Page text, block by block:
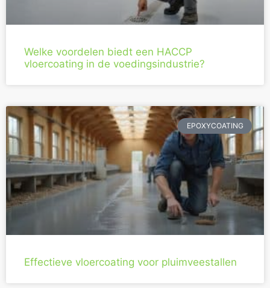
Welke voordelen biedt een HACCP
vloercoating in de voedingsindustrie?
EPOXYCOATING
Effectieve vloercoating voor pluimveestallen